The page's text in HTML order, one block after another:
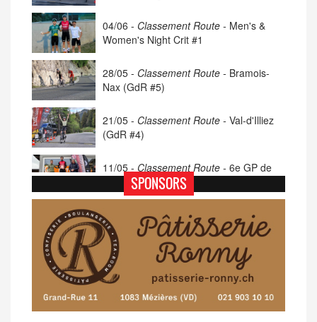
04/06 - Classement Route - Men's &
Women's Night Crit #1
28/05 - Classement Route - Bramois-
Nax (GdR #5)
21/05 - Classement Route - Val-d'Illiez
(GdR #4)
11/05 - Classement Route - 6e GP de
Porsel (TdC #4)
07/05 - Classement Route -
Blonay-Les
Pléiades (GdR #3)
23/04 - Classement Route -4e Pringy -
Moléson (TdC #3)
14/04 -Photos -Les photos du 5e GP
SPONSORS